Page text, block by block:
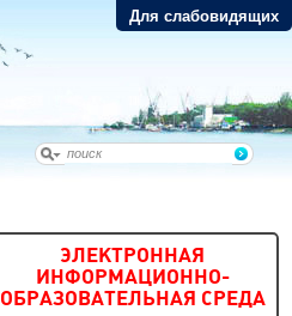
Для слабовидящих
ЭЛЕКТРОННАЯ
ИНФОРМАЦИОННО-
ОБРАЗОВАТЕЛЬНАЯ СРЕДА